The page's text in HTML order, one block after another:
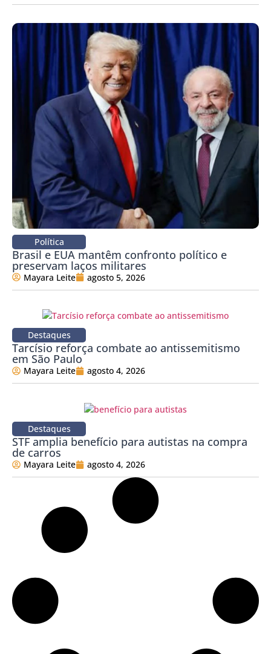
Política
Brasil e EUA mantêm confronto político e
preservam laços militares
Mayara Leite agosto 5, 2026
Destaques
Tarcísio reforça combate ao antissemitismo
em São Paulo
Mayara Leite agosto 4, 2026
Destaques
STF amplia benefício para autistas na compra
de carros
Mayara Leite agosto 4, 2026